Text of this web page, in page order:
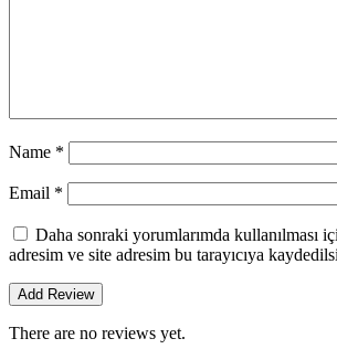
Name *
Email *
Daha sonraki yorumlarımda kullanılması
adresim ve site adresim bu tarayıcıya
There are no reviews yet.